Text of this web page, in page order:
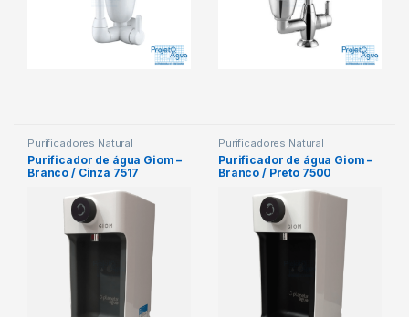
Purificadores Natural
Purificador de água Giom –
Branco / Cinza 7517
Purificadores Natural
Purificador de água Giom –
Branco / Preto 7500